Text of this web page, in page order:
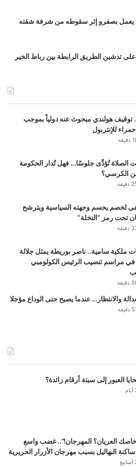
يعمل بصفرو إثر سقوطه من شرفة شقته
تدشين الطريق الرابطة بين رباط الخير
توقيف هولندي مبحوث عنه دولياً بموجب
للإنتربول
الصلاة تُؤدَّى جلوسًا… فهل تُدار الحكومة
الكرسي؟
لخصم يحسم وجهته السياسية ويترشح
تحت رمز “النخلة”
ملكية سامية.. ناصر بوريطة يمثل جلالة
في مراسم تنصيب الرئيس الكولومبي
والانتظار… عندما يصبح حتى الوداع مؤجلا
العبور إلى سبتة أرقام زائدة؟
العريان؟ المهرجان!”.. غضب واسع
البهاليل بسبب مهرجان الأزرار الحريرية